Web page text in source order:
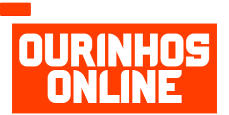
I
r
p
a
r
a